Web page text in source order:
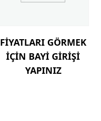
FİYATLARI GÖRMEK
İÇİN BAYİ GİRİŞİ
YAPINIZ